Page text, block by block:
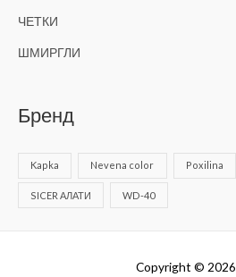
ЧЕТКИ
ШМИРГЛИ
Бренд
Kapka Nevena color Poxilina
SICER АЛАТИ WD-40
Copyright © 2026